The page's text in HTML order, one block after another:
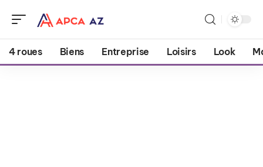
4 roues Biens Entreprise Loisirs Look